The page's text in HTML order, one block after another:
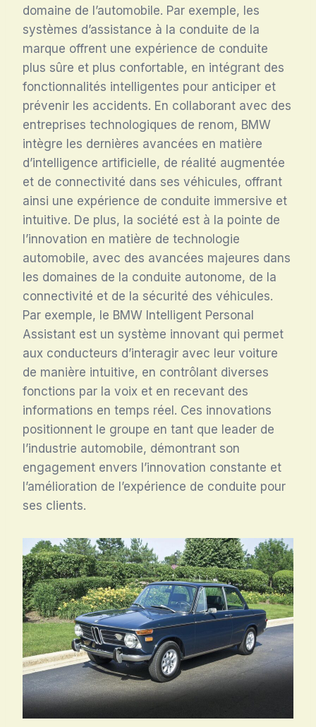
domaine de l’automobile. Par exemple, les
systèmes d’assistance à la conduite de la
marque offrent une expérience de conduite
plus sûre et plus confortable, en intégrant des
fonctionnalités intelligentes pour anticiper et
prévenir les accidents. En collaborant avec des
entreprises technologiques de renom, BMW
intègre les dernières avancées en matière
d’intelligence artificielle, de réalité augmentée
et de connectivité dans ses véhicules, offrant
ainsi une expérience de conduite immersive et
intuitive. De plus, la société est à la pointe de
l’innovation en matière de technologie
automobile, avec des avancées majeures dans
les domaines de la conduite autonome, de la
connectivité et de la sécurité des véhicules.
Par exemple, le BMW Intelligent Personal
Assistant est un système innovant qui permet
aux conducteurs d’interagir avec leur voiture
de manière intuitive, en contrôlant diverses
fonctions par la voix et en recevant des
informations en temps réel. Ces innovations
positionnent le groupe en tant que leader de
l’industrie automobile, démontrant son
engagement envers l’innovation constante et
l’amélioration de l’expérience de conduite pour
ses clients.